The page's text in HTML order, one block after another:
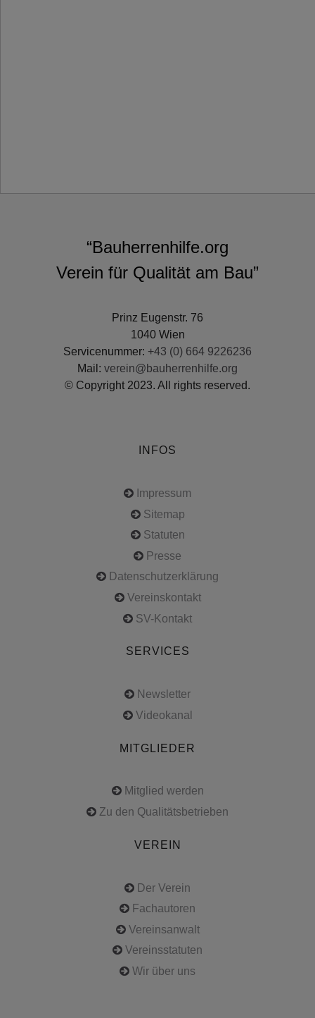
“Bauherrenhilfe.org
Verein für Qualität am Bau”
Prinz Eugenstr. 76
1040 Wien
Servicenummer: +43 (0) 664 9226236
Mail: verein@bauherrenhilfe.org
© Copyright 2023. All rights reserved.
INFOS
Impressum
Sitemap
Statuten
Presse
Datenschutzerklärung
Vereinskontakt
SV-Kontakt
SERVICES
Newsletter
Videokanal
MITGLIEDER
Mitglied werden
Zu den Qualitätsbetrieben
VEREIN
Der Verein
Fachautoren
Vereinsanwalt
Vereinsstatuten
Wir über uns